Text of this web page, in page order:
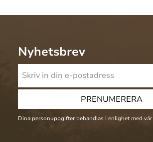
Nyhetsbrev
PRENUMERERA
Dina personuppgifter behandlas i enlighet med vår